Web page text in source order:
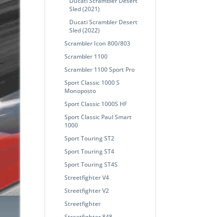
Sled (2021)
Ducati Scrambler Desert
Sled (2022)
Scrambler Icon 800/803
Scrambler 1100
Scrambler 1100 Sport Pro
Sport Classic 1000 S
Monoposto
Sport Classic 1000S HF
Sport Classic Paul Smart
1000
Sport Touring ST2
Sport Touring ST4
Sport Touring ST4S
Streetfighter V4
Streetfighter V2
Streetfighter